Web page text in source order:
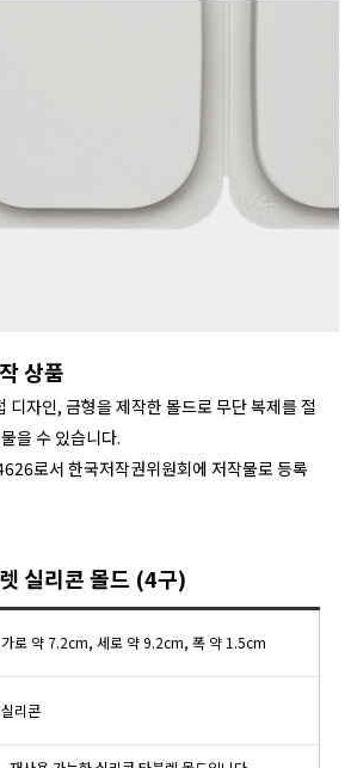
상품
디자인, 금형을 제작한 몰드로 무단 복제를 절
을 수 있습니다.
로서 한국저작권위원회에 저작물로 등록
실리콘 몰드 (4구)
가로 약 7.2cm, 세로 약 9.2cm, 폭 약 1.5cm
실리콘